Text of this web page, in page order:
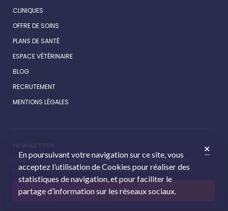
CLINIQUES
OFFRE DE SOINS
PLANS DE SANTÉ
ESPACE VÉTÉRINAIRE
BLOG
RECRUTEMENT
MENTIONS LÉGALES
Pour suivre l’actualité des cliniques Animédis et recevoir les
promotions de notre boutique, inscrivez-vous à la newsletter.
S'INSCRIRE
En poursuivant votre navigation sur ce site, vous
acceptez l’utilisation de Cookies pour réaliser des
statistiques de navigation, et pour faciliter le
partage d’information sur les réseaux sociaux.